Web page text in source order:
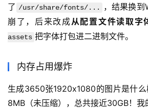
了 /usr/share/fonts/...
，结果换
崩了，后来改成从配置文件读取字
assets 把字体打包进二进制文件。
内存占用爆炸
生成3650张1920x1080的图片是什
8MB（未压缩），总共接近30GB！我